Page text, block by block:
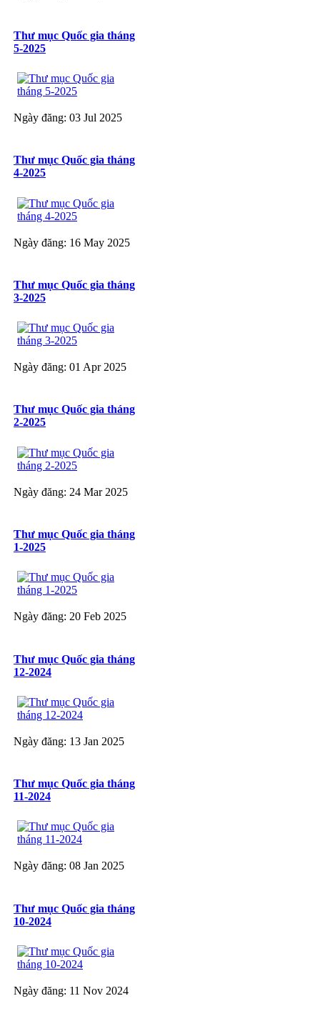
Thư mục Quốc gia tháng
5-2025
Ngày đăng: 03 Jul 2025
Thư mục Quốc gia tháng
4-2025
Ngày đăng: 16 May 2025
Thư mục Quốc gia tháng
3-2025
Ngày đăng: 01 Apr 2025
Thư mục Quốc gia tháng
2-2025
Ngày đăng: 24 Mar 2025
Thư mục Quốc gia tháng
1-2025
Ngày đăng: 20 Feb 2025
Thư mục Quốc gia tháng
12-2024
Ngày đăng: 13 Jan 2025
Thư mục Quốc gia tháng
11-2024
Ngày đăng: 08 Jan 2025
Thư mục Quốc gia tháng
10-2024
Ngày đăng: 11 Nov 2024